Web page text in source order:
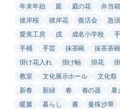
年末年始
庭 庭の花 弁当箱
彼岸桜
彼岸花 復活会 急須
愛美工房
戌 成名小学校
手桶
手芸 抹茶碗 抹茶茶碗
掛け花入れ
掛け軸 掛花
教室
文化展示ホール 文化祭
新春
新緑 春 春の器 暑
暖簾
暮らし 書 曼殊沙華